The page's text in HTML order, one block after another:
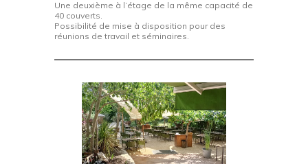
Une deuxième à l’étage de la même capacité de
40 couverts.
Possibilité de mise à disposition pour des
réunions de travail et séminaires.